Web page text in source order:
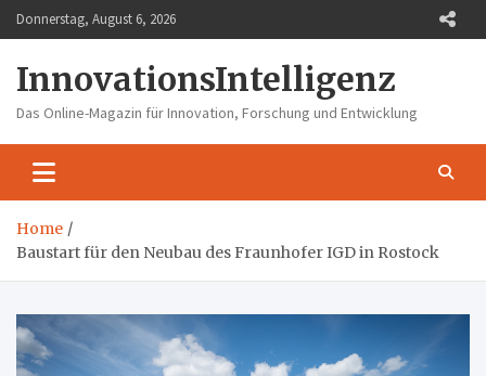
Skip
to
Donnerstag, August 6, 2026
InnovationsIntelligenz
Das Online-Magazin für Innovation, Forschung und Entwicklung
Home
Baustart für den Neubau des Fraunhofer IGD in Rostock